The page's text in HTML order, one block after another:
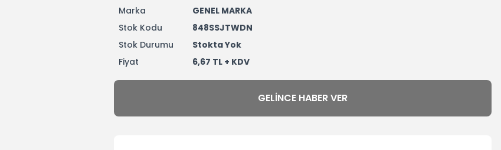
Marka
GENEL MARKA
Stok Kodu
848SSJTWDN
Stok Durumu
Stokta Yok
Fiyat
6,67 TL + KDV
GELINCE HABER VER